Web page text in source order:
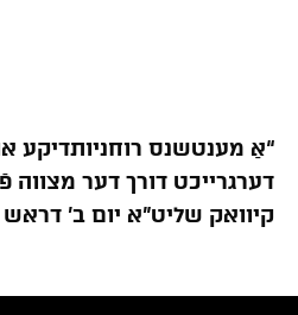
“אַ מענטשנס רוחניותדיקע
דערגרייכט דורך דער מצווה
קיוואק שליט”א יום ב’